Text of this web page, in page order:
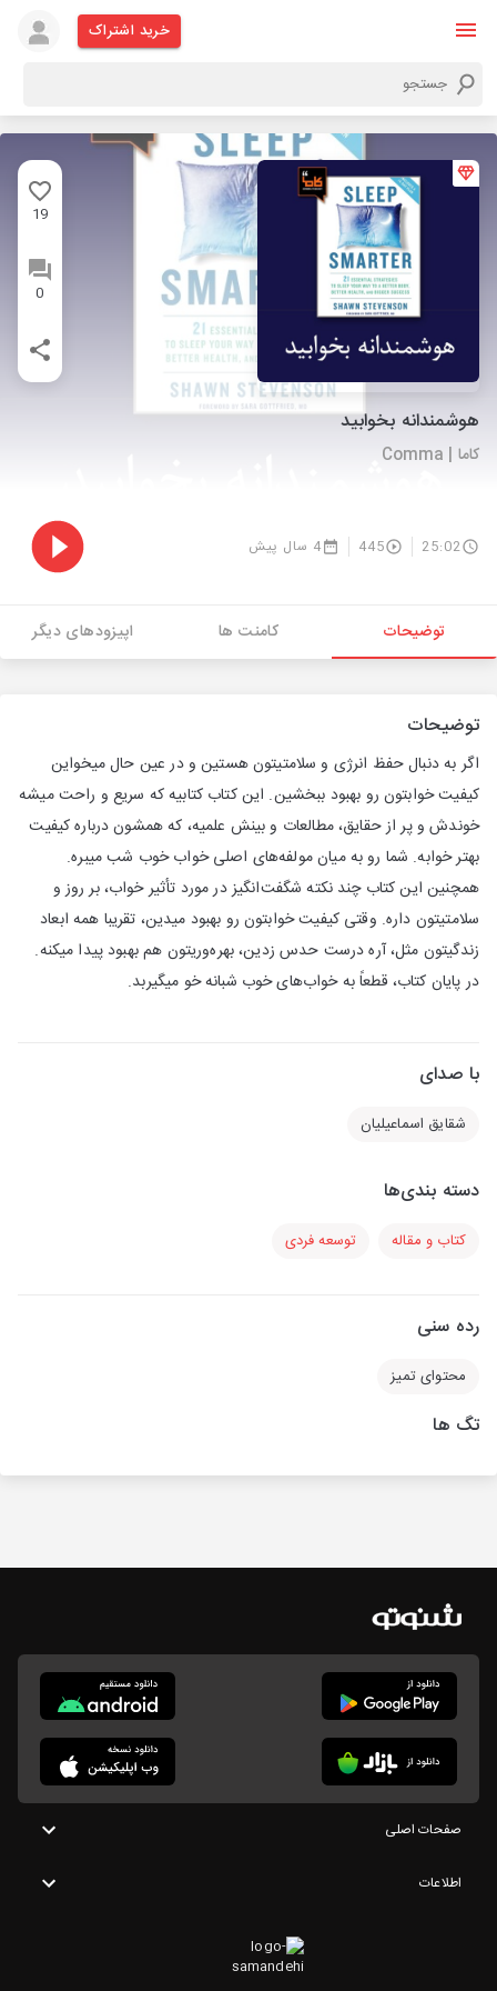
خرید اشتراک
19
0
هوشمندانه بخوابید
کاما | Comma
25:02
445 4 سال پیش
توضیحات کامنت ها اپیزودهای دیگر
توضیحات
اگر به دنبال حفظ انرژی و سلامتیتون هستین و در عین حال میخواین
کیفیت خوابتون رو بهبود ببخشین. این کتاب کتابیه که سریع و راحت میشه
خوندش و پر از حقایق، مطالعات و بینش علمیه، که همشون درباره کیفیت
بهتر خوابه. شما رو به میان مولفه‌های اصلی خواب خوب شب میبره.
همچنین این کتاب چند نکته شگفت‌انگیز در مورد تأثیر خواب، بر روز و
سلامتیتون داره. وقتی کیفیت خوابتون رو بهبود میدین، تقریبا همه ابعاد
زندگیتون مثل، آره درست حدس زدین، بهره‌وریتون هم بهبود پیدا میکنه.
در پایان کتاب، قطعاً به خواب‌های خوب شبانه خو میگیربد.
با صدای
شقایق اسماعیلیان
دسته بندی‌ها
کتاب و مقاله توسعه فردی
رده سنی
محتوای تمیز
تگ ها
صفحات اصلی
اطلاعات